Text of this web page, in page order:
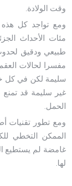
وقت الولادة.
ومع تواجد كل
مئات الأحداث
طبيعي ودقيق
مفسرا لحالات
سليمة لكن في كل
غير سليمة قد
الحمل.
ومع تطور تقنيات
الممكن التخطي
غامضة لم يستطيع
لها.